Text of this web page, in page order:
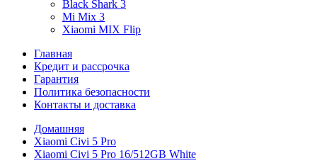
Black Shark 3
Mi Mix 3
Xiaomi MIX Flip
Главная
Кредит и рассрочка
Гарантия
Политика безопасности
Контакты и доставка
Домашняя
Xiaomi Civi 5 Pro
Xiaomi Civi 5 Pro 16/512GB White